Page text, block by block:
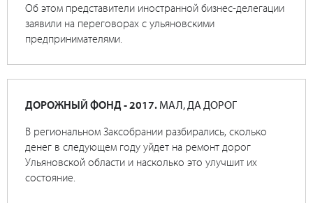
Об этом представители иностранной бизнес-делегации
заявили на переговорах с ульяновскими
предпринимателями.
ДОРОЖНЫЙ ФОНД - 2017. МАЛ, ДА ДОРОГ
В региональном Заксобрании разбирались, сколько
денег в следующем году уйдет на ремонт дорог
Ульяновской области и насколько это улучшит их
состояние.